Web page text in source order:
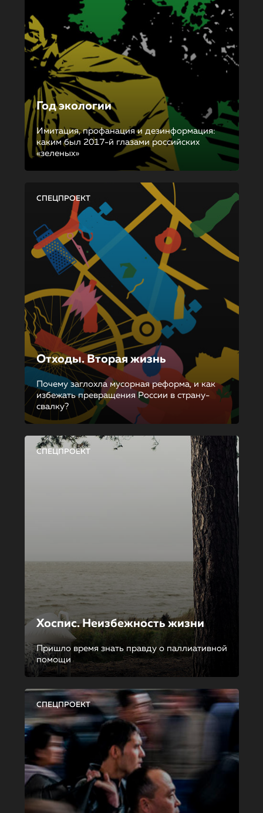
Год экологии
Имитация, профанация и дезинформация:
каким был 2017-й глазами российских
«зеленых»
СПЕЦПРОЕКТ
Отходы. Вторая жизнь
Почему заглохла мусорная реформа, и как
избежать превращения России в страну-
свалку?
СПЕЦПРОЕКТ
Хоспис. Неизбежность жизни
Пришло время знать правду о паллиативной
помощи
СПЕЦПРОЕКТ